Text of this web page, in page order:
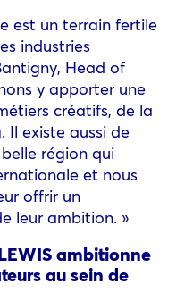
est un terrain fertile
industries
Head of
y apporter une
créatifs, de la
Il existe aussi de
région qui
et nous
offrir un
leur ambition. »
ambitionne
au sein de